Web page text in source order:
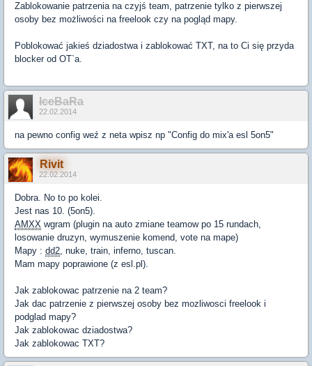
Zablokowanie patrzenia na czyjś team, patrzenie tylko z pierwszej
osoby bez możliwości na freelook czy na pogląd mapy.
Poblokować jakieś dziadostwa i zablokować TXT, na to Ci się przyda
blocker od OT`a.
IceBaRa
22.02.2014
na pewno config weź z neta wpisz np "Config do mix'a esl 5on5"
Rivit
22.02.2014
Dobra. No to po kolei.
Jest nas 10. (5on5).
AMXX wgram (plugin na auto zmiane teamow po 15 rundach,
losowanie druzyn, wymuszenie komend, vote na mape)
Mapy : dd2, nuke, train, inferno, tuscan.
Mam mapy poprawione (z esl.pl).
Jak zablokowac patrzenie na 2 team?
Jak dac patrzenie z pierwszej osoby bez mozliwosci freelook i
podglad mapy?
Jak zablokowac dziadostwa?
Jak zablokowac TXT?